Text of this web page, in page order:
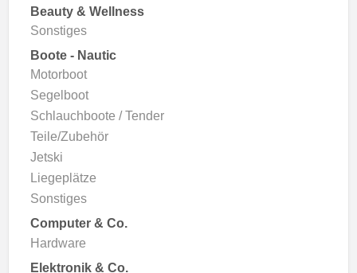
Beauty & Wellness
Sonstiges
Boote - Nautic
Motorboot
Segelboot
Schlauchboote / Tender
Teile/Zubehör
Jetski
Liegeplätze
Sonstiges
Computer & Co.
Hardware
Elektronik & Co.